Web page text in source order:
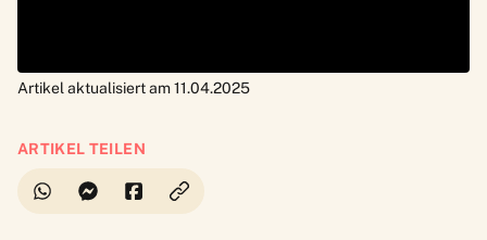
Artikel aktualisiert am 11.04.2025
ARTIKEL TEILEN